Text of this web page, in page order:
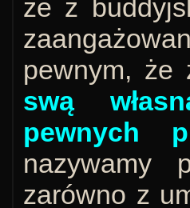
ze z
pewnym,
swą
pewnych
nazywamy
zarówno z